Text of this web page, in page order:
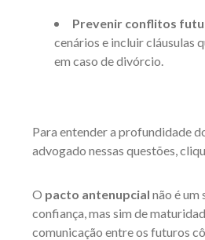
Prevenir conflitos
cenários e incluir cláusulas
em caso de divórcio.
Para entender a profundidade
advogado nessas questões,
O pacto antenupcial não é um
confiança, mas sim de
comunicação entre os futuros